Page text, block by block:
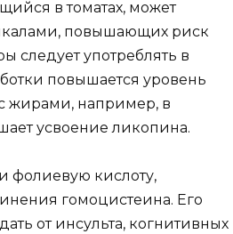
в томатах, может
повышающих риск
употреблять в
повышается уровень
жирами, например, в
усвоение ликопина.
фолиевую кислоту,
гомоцистеина. Его
от инсульта, когнитивных